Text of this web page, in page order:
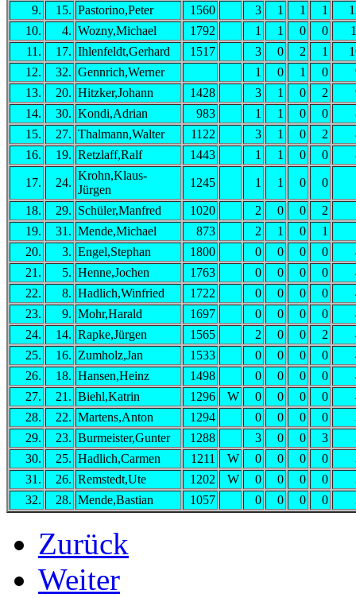
9. 15. Pastorino,Peter 1560 3 1 1 1
10.
4. Wozny,Michael 1792 1 1 0 0
11.
17. Ihlenfeldt,Gerhard 1517 3 0 2 1
12.
32. Gennrich,Werner 1 0 1 0
13.
20. Hitzker,Johann 1428 3 1 0 2
14.
30. Kondi,Adrian 983 1 1 0 0
15.
27. Thalmann,Walter 1122 3 1 0 2
16.
19. Retzlaff,Ralf 1443 1 1 0 0
17. 24.
Krohn,Klaus-
Jürgen
1245 1 1 0 0
18. 29. Schüler,Manfred 1020 2 0 0 2
19.
31. Mende,Michael 873 2 1 0 1
20.
3. Engel,Stephan 1800 0 0 0 0
21.
5. Henne,Jochen 1763 0 0 0 0
22.
8. Hadlich,Winfried 1722 0 0 0 0
23.
9. Mohr,Harald 1697 0 0 0 0
24.
14. Rapke,Jürgen 1565 2 0 0 2
25.
16. Zumholz,Jan 1533 0 0 0 0
26.
18. Hansen,Heinz 1498 0 0 0 0
27.
21. Biehl,Katrin 1296 W 0 0 0 0
28.
22. Martens,Anton 1294 0 0 0 0
29.
23. Burmeister,Gunter 1288 3 0 0 3
30.
25. Hadlich,Carmen 1211 W 0 0 0 0
31.
26. Remstedt,Ute 1202 W 0 0 0 0
32.
28. Mende,Bastian 1057 0 0 0 0
Zurück
Weiter